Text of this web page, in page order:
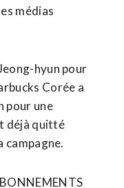
médias
hyun pour
Corée a
pour une
déjà quitté
campagne.